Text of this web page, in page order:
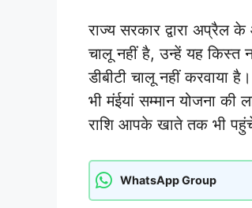
राज्य सरकार द्वारा अप्रैल
चालू नहीं है, उन्हें यह किस्त
डीबीटी चालू नहीं
भी मंईयां सम्मान योजना
राशि आपके खाते तक भी
WhatsApp Group